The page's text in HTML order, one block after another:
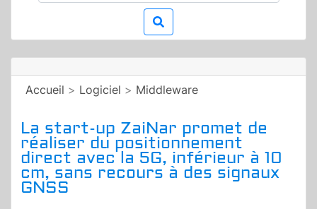
Accueil > Logiciel > Middleware
La start-up ZaiNar promet de
réaliser du positionnement
direct avec la 5G, inférieur à 10
cm, sans recours à des signaux
GNSS